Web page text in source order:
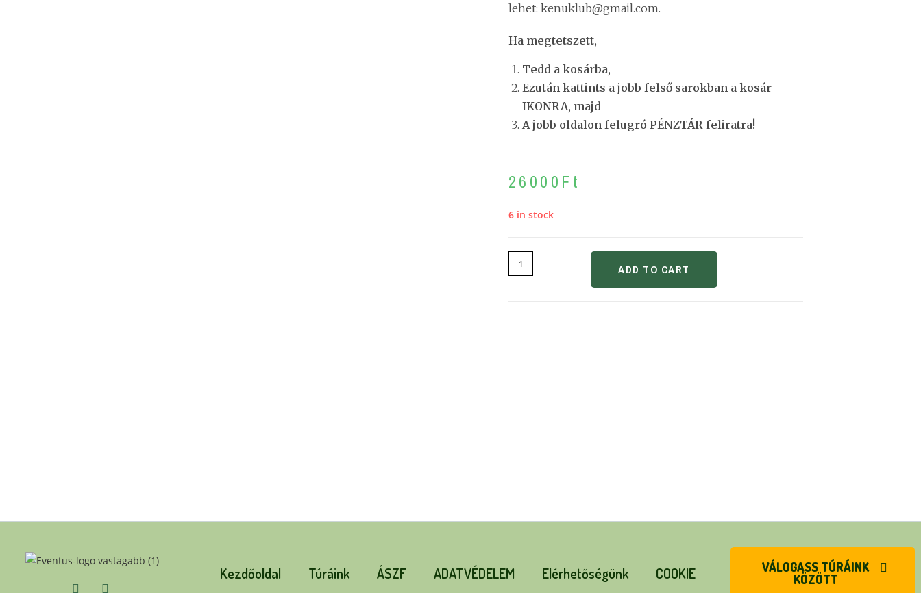
lehet: kenuklub@gmail.com.
Ha megtetszett,
Tedd a kosárba,
Ezután kattints a jobb felső sarokban a kosár
IKONRA, majd
A jobb oldalon felugró PÉNZTÁR feliratra!
26000 Ft
6 in stock
ADD TO CART
Kezdőoldal Túráink ÁSZF ADATVÉDELEM Elérhetőségünk COOKIE
VÁLOGASS TÚRÁINK
KÖZÖTT